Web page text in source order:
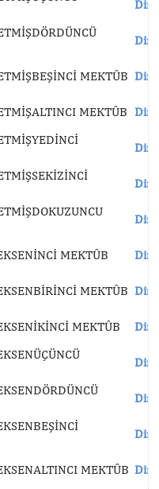
MEKTÛB
MEKTÛB
MEKTÛB
MEKTÛB
MEKTÛB
MEKTÛB